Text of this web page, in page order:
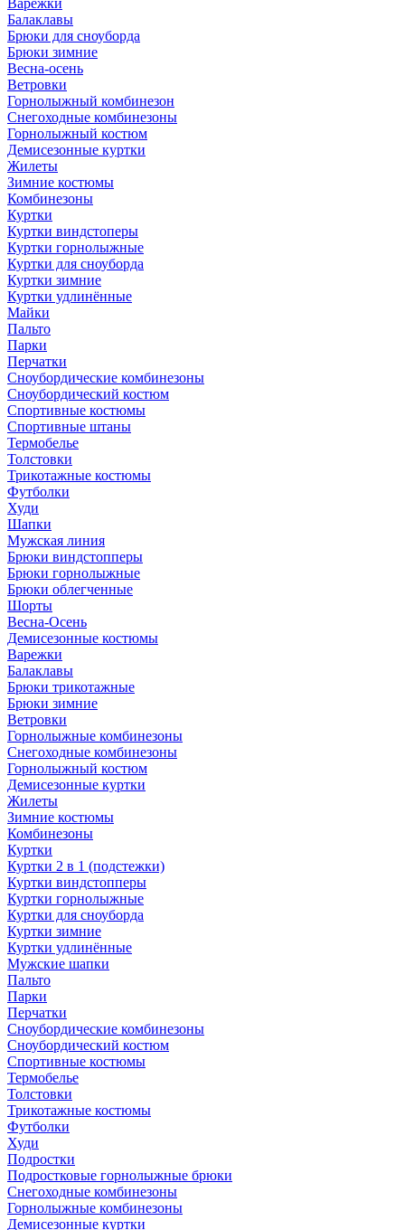
Варежки
Балаклавы
Брюки для сноуборда
Брюки зимние
Весна-осень
Ветровки
Горнолыжный комбинезон
Снегоходные комбинезоны
Горнолыжный костюм
Демисезонные куртки
Жилеты
Зимние костюмы
Комбинезоны
Куртки
Куртки виндстоперы
Куртки горнолыжные
Куртки для сноуборда
Куртки зимние
Куртки удлинённые
Майки
Пальто
Парки
Перчатки
Сноубордические комбинезоны
Сноубордический костюм
Спортивные костюмы
Спортивные штаны
Термобелье
Толстовки
Трикотажные костюмы
Футболки
Худи
Шапки
Мужская линия
Брюки виндстопперы
Брюки горнолыжные
Брюки облегченные
Шорты
Весна-Осень
Демисезонные костюмы
Варежки
Балаклавы
Брюки трикотажные
Брюки зимние
Ветровки
Горнолыжные комбинезоны
Снегоходные комбинезоны
Горнолыжный костюм
Демисезонные куртки
Жилеты
Зимние костюмы
Комбинезоны
Куртки
Куртки 2 в 1 (подстежки)
Куртки виндстопперы
Куртки горнолыжные
Куртки для сноуборда
Куртки зимние
Куртки удлинённые
Мужские шапки
Пальто
Парки
Перчатки
Сноубордические комбинезоны
Сноубордический костюм
Спортивные костюмы
Термобелье
Толстовки
Трикотажные костюмы
Футболки
Худи
Подростки
Подростковые горнолыжные брюки
Снегоходные комбинезоны
Горнолыжные комбинезоны
Демисезонные куртки